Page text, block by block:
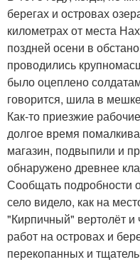
берегах и островах
километрах от места
поздней осени в
проводились
было оцеплено
говорится, шила в
Как-то приезжие
долгое время
магазин, подвыпили и
обнаружено древнее
Сообщать подробности
село видело, как на
"Кирпичный" вертолёт и
работ на островах и
перекопанных и